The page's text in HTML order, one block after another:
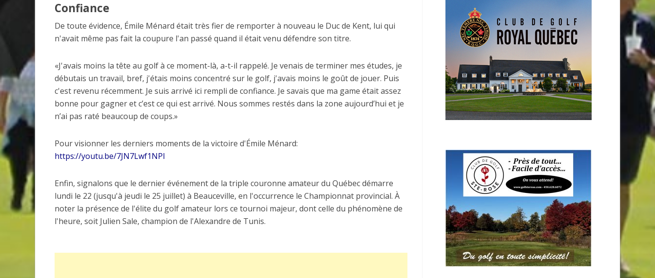
Confiance
De toute évidence, Émile Ménard était très fier de remporter à nouveau le Duc de Kent, lui qui
n'avait même pas fait la coupure l'an passé quand il était venu défendre son titre.
«J'avais moins la tête au golf à ce moment-là, a-t-il rappelé. Je venais de terminer mes études, je
débutais un travail, bref, j'étais moins concentré sur le golf, j'avais moins le goût de jouer. Puis
c'est revenu récemment. Je suis arrivé ici rempli de confiance. Je savais que ma game était assez
bonne pour gagner et c’est ce qui est arrivé. Nous sommes restés dans la zone aujourd’hui et je
n’ai pas raté beaucoup de coups.»
Pour visionner les derniers moments de la victoire d'Émile Ménard:
https://youtu.be/7JN7Lwf1NPI
Enfin, signalons que le dernier événement de la triple couronne amateur du Québec démarre
lundi le 22 (jusqu'à jeudi le 25 juillet) à Beauceville, en l'occurrence le Championnat provincial. À
noter la présence de l'élite du golf amateur lors ce tournoi majeur, dont celle du phénomène de
l'heure, soit Julien Sale, champion de l'Alexandre de Tunis.